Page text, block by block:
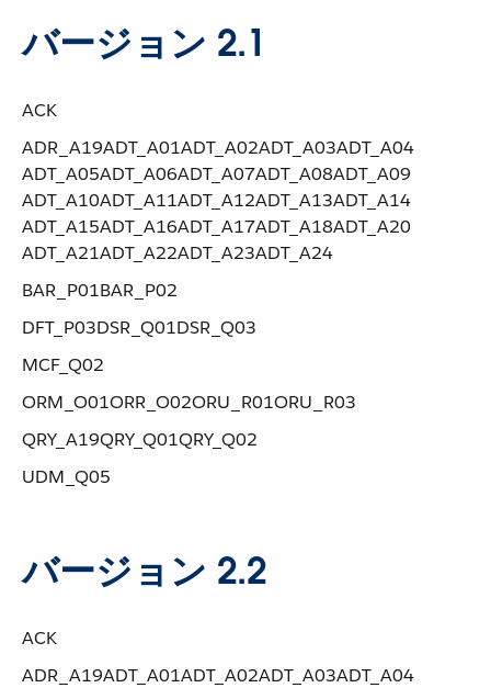
バージョン 2.1
ACK
ADR_A19​ ​ADT_A01​ ​ADT_A02​ ​ADT_A03​ ​ADT_A04​ ​
ADT_A05​ ​ADT_A06​ ​ADT_A07​ ​ADT_A08​ ​ADT_A09​ ​
ADT_A10​ ​ADT_A11​ ​ADT_A12​ ​ADT_A13​ ​ADT_A14​ ​
ADT_A15​ ​ADT_A16​ ​ADT_A17​ ​ADT_A18​ ​ADT_A20​ ​
ADT_A21​ ​ADT_A22​ ​ADT_A23​ ​ADT_A24
BAR_P01​ ​BAR_P02
DFT_P03​ ​DSR_Q01​ ​DSR_Q03
MCF_Q02
ORM_O01​ ​ORR_O02​ ​ORU_R01​ ​ORU_R03
QRY_A19​ ​QRY_Q01​ ​QRY_Q02
UDM_Q05
バージョン 2.2
ACK
ADR_A19​ ​ADT_A01​ ​ADT_A02​ ​ADT_A03​ ​ADT_A04​ ​